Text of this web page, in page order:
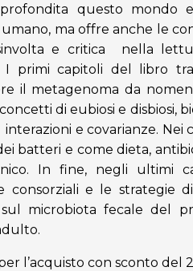
questo mondo
umano, ma offre anche le
e critica nella
I primi capitoli del libro
il metagenoma da
di eubiosi e disbiosi,
e covarianze. Nei
batteri e come dieta,
In fine, negli ultimi
consorziali e le strategie
microbiota fecale del
l’acquisto con sconto del